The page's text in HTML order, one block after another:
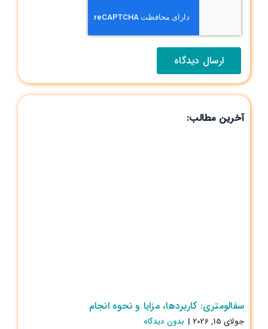
آخرین مطالب:
سفالومتری: کاربردها، مزایا و نحوه انجام
جولای 15, 2026 | بدون ديدگاه